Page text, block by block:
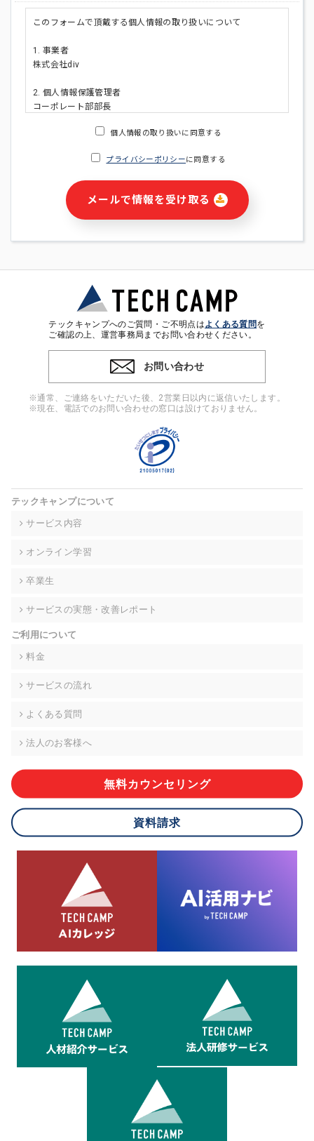
このフォームで頂戴する個人情報の取り扱いについて
1. 事業者
株式会社div
2. 個人情報保護管理者
コーポレート部部長
・ご請求された資料の送付のため
・本サービス及び本サービスに関連する情報(当社及び第三者の
サービス又は商品等の広告配信・宣伝を含みますが、それらに
・個人(法人の場合は担当者)を識別できない形式に加工した統
計情報の作成および利用
※上記の利用目的に基づいた本人への連絡及び配信について
4. 個人情報の第三者提供
ンをとるために、氏名等の一部の情報をサービス内で使用する
チャットツールで発信することにより、本サービスの他の利用
者等に提供することがあります。
当社は事業運営上、前項利用目的の範囲に限って個人情報を外
高い委託先を選定し、個人情報の適正管理・機密保持について
個人情報の開示等(利用目的の通知、開示、内容の訂正・追加・
て、下記の当社問合わせ窓口に申し出ることができます。その
的な期間内に対応いたします。ただし、申請が本人確認が不可
により、ご希望に添えない場合があります。 なお、アクセスロ
グなどの個人情報以外の情報については、原則として開示等は
株式会社div 個人情報問合せ窓口
メールアドレス:privacy_policy@di-v.co.jp
ご本人様が当社に個人情報を提供されるかどうかは任意による
応ができない場合があります。
8.cookieにより取得・分析した情報とその利用について
当社は第三者が運営するデータ・マネジメント・プラットフォ
ームからcookieにより収集されたウェブの閲覧機歴及びその分
析結果を取得し、これをお客様の個人データと結びつけた上
で、広告配信等の目的で利用いたします。
個人情報の取り扱いに同意する
プライバシーポリシーに同意する
メールで情報を受け取る
テックキャンプへのご質問・ご不明点はよくある質問を
ご確認の上、運営事務局までお問い合わせください。
お問い合わせ
※通常、ご連絡をいただいた後、2営業日以内に返信いたします。
※現在、電話でのお問い合わせの窓口は設けておりません。
テックキャンプについて
サービス内容
オンライン学習
卒業生
サービスの実態・改善レポート
ご利用について
料金
サービスの流れ
よくある質問
法人のお客様へ
無料カウンセリング
資料請求